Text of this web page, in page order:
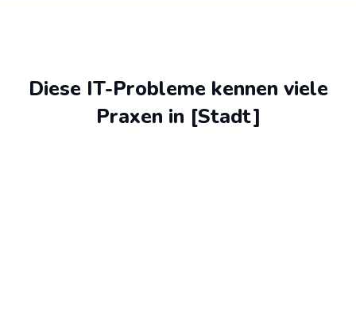
Diese IT-Probleme kennen viele
Praxen in [Stadt]